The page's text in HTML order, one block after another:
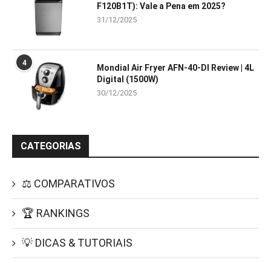
F120B1T): Vale a Pena em 2025?
31/12/2025
4
Mondial Air Fryer AFN-40-DI Review | 4L
Digital (1500W)
30/12/2025
CATEGORIAS
⚖️ COMPARATIVOS
🏆 RANKINGS
💡 DICAS & TUTORIAIS